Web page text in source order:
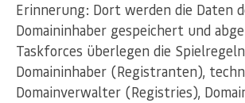
Erinnerung: Dort werden die Daten
Domaininhaber gespeichert und
Taskforces überlegen die
Domaininhaber (Registranten),
Domainverwalter (Registries),